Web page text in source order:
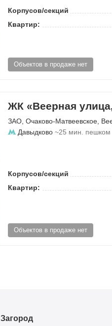
Корпусов/секций
Квартир:
Объектов в продаже нет
ЖК «Веерная
ЗАО Очаково-Матвеевское
Давыдково ~25 мин. пешком
Корпусов/секций
Квартир:
Объектов в продаже нет
Загород